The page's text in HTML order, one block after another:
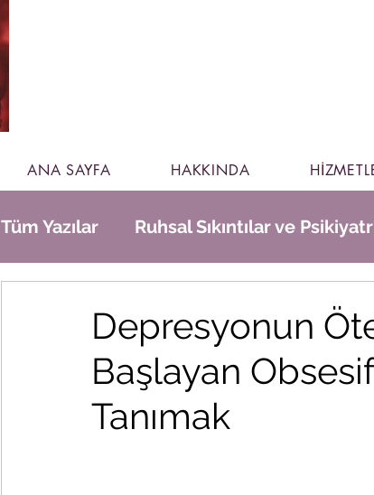
ANA SAYFA HAKKINDA
Tüm Yazılar Ruhsal Sıkıntılar ve
Depresyonun
Başlayan
Tanımak